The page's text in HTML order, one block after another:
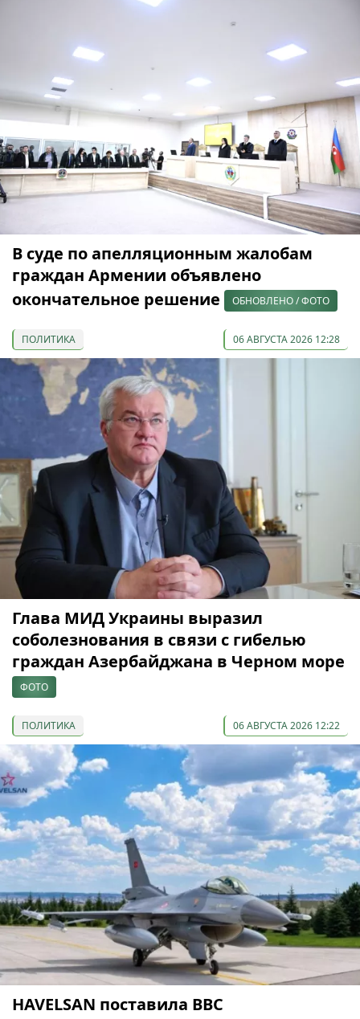
В суде по апелляционным жалобам
граждан Армении объявлено
окончательное решение
ОБНОВЛЕНО / ФОТО
ПОЛИТИКА 06 АВГУСТА 2026 12:28
Глава МИД Украины выразил
соболезнования в связи с гибелью
граждан Азербайджана в Черном море
ФОТО
ПОЛИТИКА 06 АВГУСТА 2026 12:22
HAVELSAN поставила ВВС